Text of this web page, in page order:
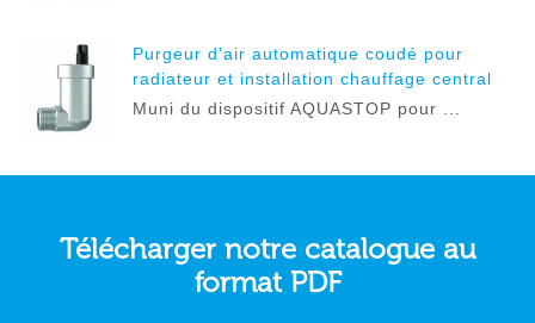
Purgeur d'air automatique coudé pour
radiateur et installation chauffage central
Muni du dispositif AQUASTOP pour ...
Télécharger notre catalogue au
format PDF